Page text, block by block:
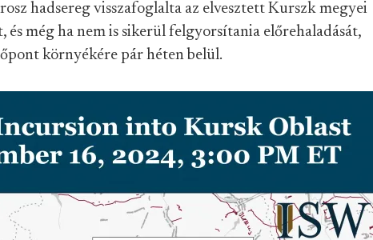
hadsereg visszafoglalta az elvesztett Kurszk megyei
és még ha nem is sikerül felgyorsítania előrehaladását,
környékére pár héten belül.